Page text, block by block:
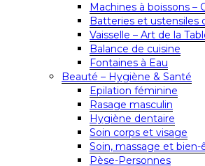
Machines à boissons –
Batteries et ustensiles
Vaisselle – Art de la
Balance de cuisine
Fontaines à Eau
Beauté – Hygiène & Santé
Epilation féminine
Rasage masculin
Hygiène dentaire
Soin corps et visage
Soin, massage et bien-
Pèse-Personnes